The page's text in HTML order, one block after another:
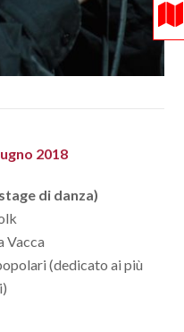
2018
di danza)
Vacca
(dedicato ai più